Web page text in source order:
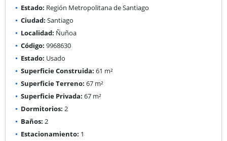
Estado: Región Metropolitana de Santiago
Ciudad: Santiago
Localidad: Ñuñoa
Código: 9968630
Estado: Usado
Superficie Construida: 61 m²
Superficie Terreno: 67 m²
Superficie Privada: 67 m²
Dormitorios: 2
Baños: 2
Estacionamiento: 1